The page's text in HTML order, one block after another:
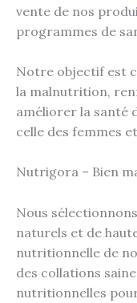
vente de nos
programmes de
Notre objectif est
la malnutrition,
améliorer la santé
celle des femmes
Nutrigora – Bien
Nous
naturels et de
nutritionnelle de
des collations
nutritionnelles